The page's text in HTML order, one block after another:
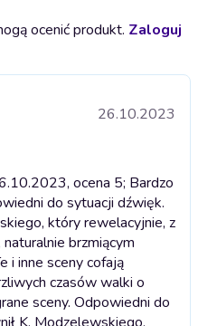
ocenić produkt. Zaloguj
26.10.2023
ocena 5; Bardzo
do sytuacji dźwięk.
który rewelacyjnie, z
brzmiącym
i inne sceny cofają
czasów walki o
sceny. Odpowiedni do